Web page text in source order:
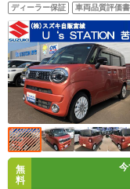
ディーラー保証 車両品質評価
無
料